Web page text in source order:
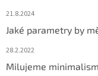
21.8.2024
Jaké parametry by
28.2.2022
Milujeme